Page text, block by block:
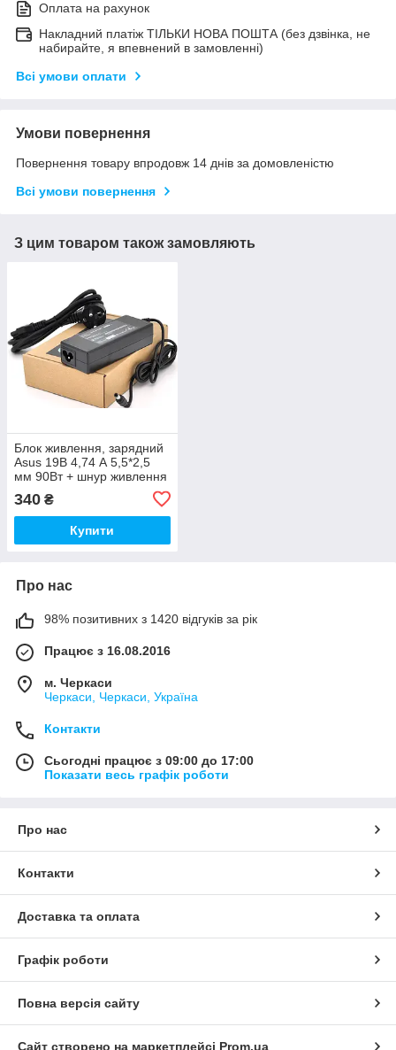
Оплата на рахунок
Накладний платіж ТІЛЬКИ НОВА ПОШТА (без дзвінка, не
набирайте, я впевнений в замовленні)
Всі умови оплати
Умови повернення
Повернення товару впродовж 14 днів за домовленістю
Всі умови повернення
З цим товаром також замовляють
Блок живлення, зарядний
Asus 19В 4,74 А 5,5*2,5
мм 90Вт + шнур живлення
340 ₴
Купити
Про нас
98% позитивних з 1420 відгуків за рік
Працює з 16.08.2016
м. Черкаси
Черкаси, Черкаси, Україна
Контакти
Сьогодні працює з 09:00 до 17:00
Показати весь графік роботи
Про нас
Контакти
Доставка та оплата
Графік роботи
Повна версія сайту
Сайт створено на маркетплейсі Prom.ua